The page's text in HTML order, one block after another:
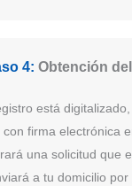
4: Obtención
está
con firma electrónica
una solicitud que
a tu domicilio por